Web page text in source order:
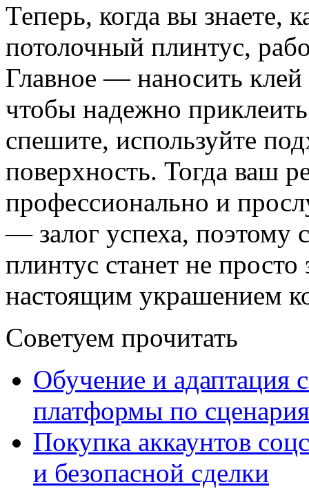
Теперь, когда вы знаете,
потолочный плинтус,
Главное — наносить клей
чтобы надежно
спешите, используйте
поверхность. Тогда ваш
профессионально и
— залог успеха, поэтому
плинтус станет не
настоящим украшением
Советуем прочитать
Обучение и адаптация
платформы по
Покупка аккаунтов
и безопасной сделки